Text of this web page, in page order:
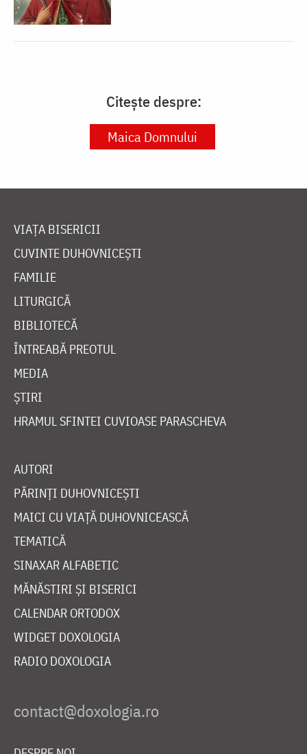
Citește despre:
Maica Domnului
VIAȚA BISERICII
CUVINTE DUHOVNICEȘTI
FAMILIE
LITURGICĂ
BIBLIOTECĂ
ÎNTREABĂ PREOTUL
MEDIA
ȘTIRI
HRAMUL SFINTEI CUVIOASE PARASCHEVA
AUTORI
PĂRINȚI DUHOVNICEȘTI
MAICI CU VIAȚĂ DUHOVNICEASCĂ
TEMATICĂ
SINAXAR ALFABETIC
MĂNĂSTIRI ȘI BISERICI
CALENDAR ORTODOX
WIDGET DOXOLOGIA
RADIO DOXOLOGIA